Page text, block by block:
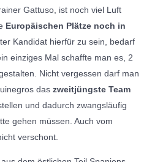
Gattuso, ist noch viel Luft
Europäischen Plätze noch in
Kandidat hierfür zu sein, bedarf
einziges Mal schaffte man es, 2
Nicht vergessen darf man
das zweitjüngste Team
und dadurch zwangsläufig
gehen müssen. Auch vom
verschont.